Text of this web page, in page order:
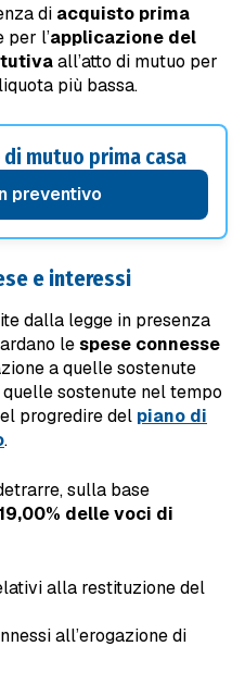
di acquisto prima
per l’applicazione del
all’atto di mutuo per
più bassa.
mutuo prima casa
preventivo
e interessi
dalla legge in presenza
lespese connesse
a quelle sostenute
quelle sostenute nel tempo
progredire del piano di
.
sulla base
delle voci di
alla restituzione del
all’erogazione di